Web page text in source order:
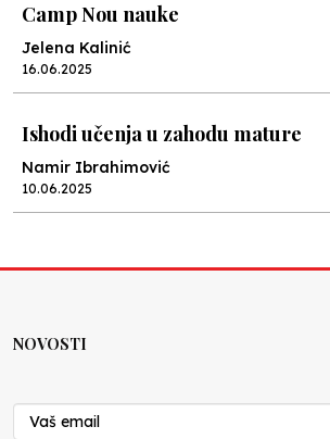
Camp Nou nauke
Jelena Kalinić
16.06.2025
Ishodi učenja u zahodu mature
Namir Ibrahimović
10.06.2025
Nenad Veličković
29.10.2024
NOVOSTI